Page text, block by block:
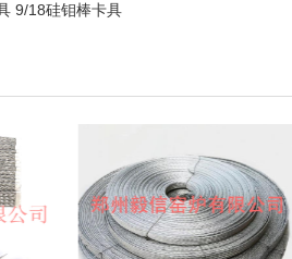
9/18硅钼棒卡具